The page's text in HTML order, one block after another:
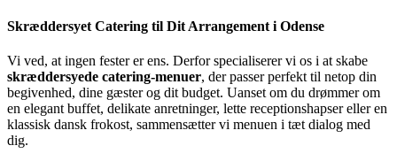
Skræddersyet Catering til Dit Arrangement i Odense
Vi ved, at ingen fester er ens. Derfor specialiserer vi os i at skabe
skræddersyede catering-menuer, der passer perfekt til netop din
begivenhed, dine gæster og dit budget. Uanset om du drømmer om
en elegant buffet, delikate anretninger, lette receptionshapser eller en
klassisk dansk frokost, sammensætter vi menuen i tæt dialog med
dig.